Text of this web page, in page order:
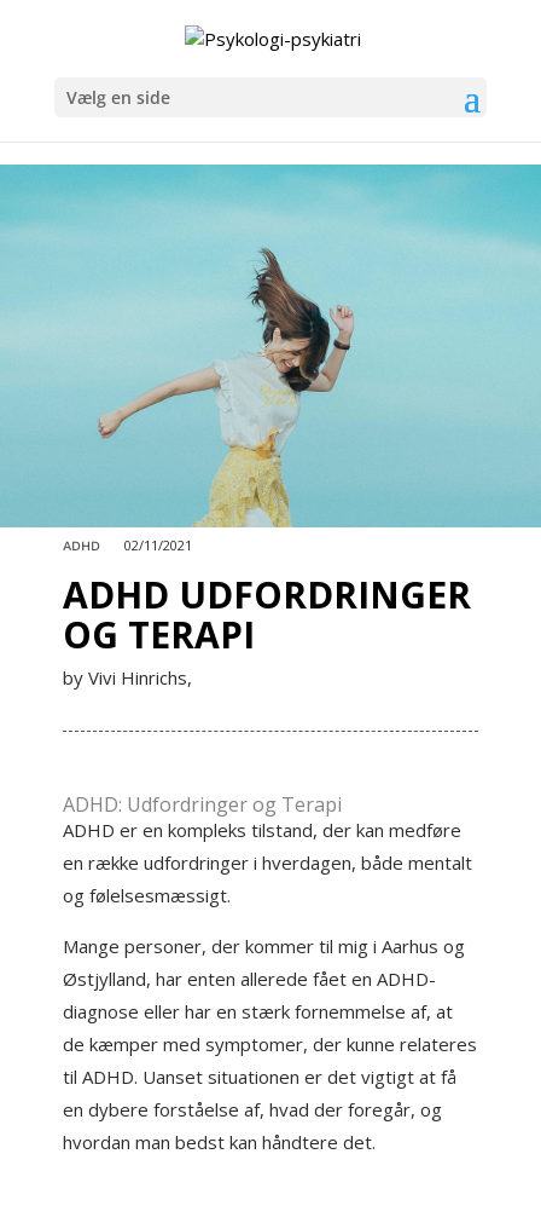
Vælg en side
ADHD 02/11/2021
ADHD UDFORDRINGER
OG TERAPI
by Vivi Hinrichs,
ADHD: Udfordringer og Terapi
ADHD er en kompleks tilstand, der kan medføre
en række udfordringer i hverdagen, både mentalt
og følelsesmæssigt.
Mange personer, der kommer til mig i Aarhus og
Østjylland, har enten allerede fået en ADHD-
diagnose eller har en stærk fornemmelse af, at
de kæmper med symptomer, der kunne relateres
til ADHD. Uanset situationen er det vigtigt at få
en dybere forståelse af, hvad der foregår, og
hvordan man bedst kan håndtere det.